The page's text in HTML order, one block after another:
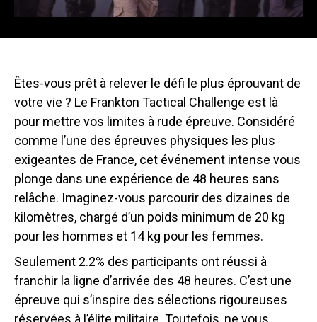
Êtes-vous prêt à relever le défi le plus éprouvant de
votre vie ? Le Frankton Tactical Challenge est là
pour mettre vos limites à rude épreuve. Considéré
comme l’une des épreuves physiques les plus
exigeantes de France, cet événement intense vous
plonge dans une expérience de 48 heures sans
relâche. Imaginez-vous parcourir des dizaines de
kilomètres, chargé d’un poids minimum de 20 kg
pour les hommes et 14 kg pour les femmes.
Seulement 2.2% des participants ont réussi à
franchir la ligne d’arrivée des 48 heures. C’est une
épreuve qui s’inspire des sélections rigoureuses
réservées à l’élite militaire. Toutefois, ne vous